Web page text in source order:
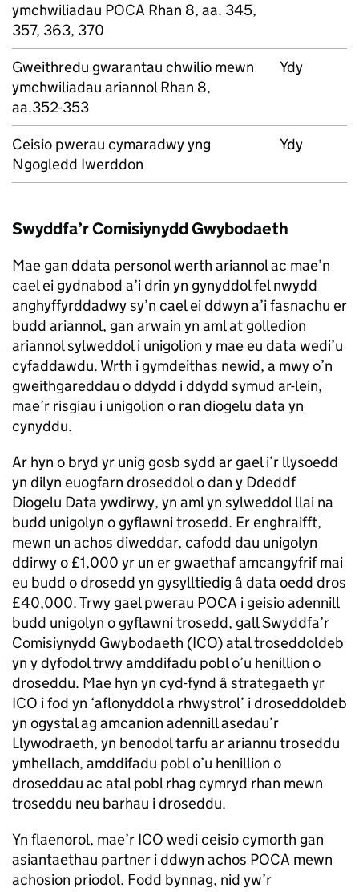
ymchwiliadau POCA Rhan 8, aa. 345,
357, 363, 370
Gweithredu gwarantau chwilio mewn
ymchwiliadau ariannol Rhan 8,
aa.352-353
Ydy
Ceisio pwerau cymaradwy yng
Ngogledd Iwerddon
Ydy
Swyddfa’r Comisiynydd Gwybodaeth
Mae gan ddata personol werth ariannol ac mae’n
cael ei gydnabod a’i drin yn gynyddol fel nwydd
anghyffyrddadwy sy’n cael ei ddwyn a’i fasnachu er
budd ariannol, gan arwain yn aml at golledion
ariannol sylweddol i unigolion y mae eu data wedi’u
cyfaddawdu. Wrth i gymdeithas newid, a mwy o’n
gweithgareddau o ddydd i ddydd symud ar-lein,
mae’r risgiau i unigolion o ran diogelu data yn
cynyddu.
Ar hyn o bryd yr unig gosb sydd ar gael i’r llysoedd
yn dilyn euogfarn droseddol o dan y Ddeddf
Diogelu Data ywdirwy, yn aml yn sylweddol llai na
budd unigolyn o gyflawni trosedd. Er enghraifft,
mewn un achos diweddar, cafodd dau unigolyn
ddirwy o £1,000 yr un er gwaethaf amcangyfrif mai
eu budd o drosedd yn gysylltiedig â data oedd dros
£40,000. Trwy gael pwerau POCA i geisio adennill
budd unigolyn o gyflawni trosedd, gall Swyddfa’r
Comisiynydd Gwybodaeth (ICO) atal troseddoldeb
yn y dyfodol trwy amddifadu pobl o’u henillion o
droseddu. Mae hyn yn cyd-fynd â strategaeth yr
ICO i fod yn ‘aflonyddol a rhwystrol’ i droseddoldeb
yn ogystal ag amcanion adennill asedau’r
Llywodraeth, yn benodol tarfu ar ariannu troseddu
ymhellach, amddifadu pobl o’u henillion o
droseddau ac atal pobl rhag cymryd rhan mewn
troseddu neu barhau i droseddu.
Yn flaenorol, mae’r ICO wedi ceisio cymorth gan
asiantaethau partner i ddwyn achos POCA mewn
achosion priodol. Fodd bynnag, nid yw’r